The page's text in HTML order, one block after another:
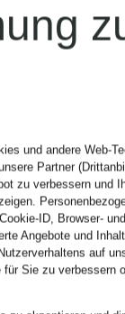
und andere Web-
Partner
zu verbessern und
ID, Browser-
Angebote und
auf
Sie zu verbessern